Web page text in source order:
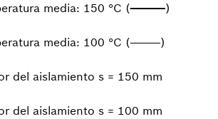
media: 150 °C ( )
media: 100 °C ( )
del aislamiento s = 150 mm
del aislamiento s = 100 mm